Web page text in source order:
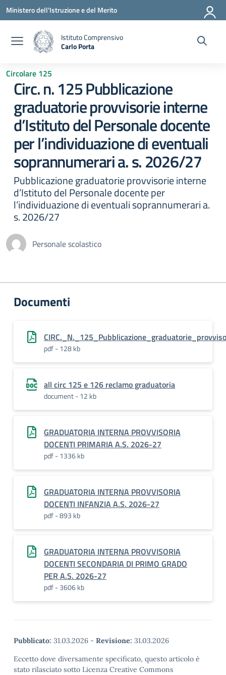
Vai ai contenuti
Vai al menu di navigazione
Vai al footer
Ministero dell'Istruzione e del Merito
Istituto Comprensivo
Carlo Porta
Circolare 125
Circ. n. 125 Pubblicazione
graduatorie provvisorie interne
d’Istituto del Personale docente
per l’individuazione di eventuali
soprannumerari a. s. 2026/27
Pubblicazione graduatorie provvisorie interne
d’Istituto del Personale docente per
l’individuazione di eventuali soprannumerari a.
s. 2026/27
Personale scolastico
Documenti
pdf - 128 kb
all circ 125 e 126 reclamo graduatoria
document - 12 kb
GRADUATORIA INTERNA PROVVISORIA
DOCENTI PRIMARIA A.S. 2026-27
pdf - 1336 kb
GRADUATORIA INTERNA PROVVISORIA
DOCENTI INFANZIA A.S. 2026-27
pdf - 893 kb
GRADUATORIA INTERNA PROVVISORIA
DOCENTI SECONDARIA DI PRIMO GRADO
PER A.S. 2026-27
pdf - 3606 kb
Pubblicato: 31.03.2026 - Revisione: 31.03.2026
Eccetto dove diversamente specificato, questo articolo è
stato rilasciato sotto Licenza Creative Commons